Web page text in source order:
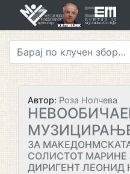
Автор: Роза Нолчева
ЗА
СОЛИСТОТ
ДИРИГЕНТ ЛЕОНИД